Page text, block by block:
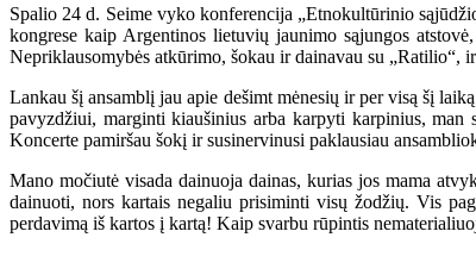
Spalio 24 d. Seime vyko konferencija „Etnokultūrinio
kongrese kaip Argentinos lietuvių jaunimo sąjungos
Nepriklausomybės atkūrimo, šokau ir dainavau su „Ratilio“,
Lankau šį ansamblį jau apie dešimt mėnesių ir per visą šį
pavyzdžiui, marginti kiaušinius arba karpyti karpinius, man
Koncerte pamiršau šokį ir susinervinusi paklausiau
Mano močiutė visada dainuoja dainas, kurias jos mama
dainuoti, nors kartais negaliu prisiminti visų žodžių. Vis
perdavimą iš kartos į kartą! Kaip svarbu rūpintis